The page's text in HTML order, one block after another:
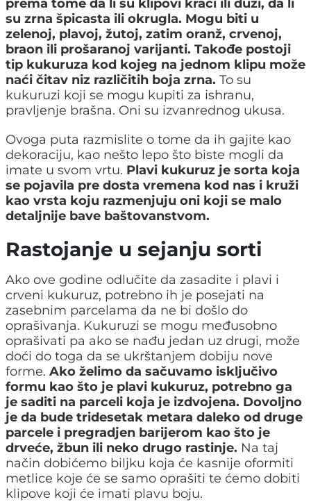
prema tome da li su klipovi kraći ili duži, da li
su zrna špicasta ili okrugla. Mogu biti u
zelenoj, plavoj, žutoj, zatim oranž, crvenoj,
braon ili prošaranoj varijanti. Takođe postoji
tip kukuruza kod kojeg na jednom klipu može
naći čitav niz različitih boja zrna. To su
kukuruzi koji se mogu kupiti za ishranu,
pravljenje brašna. Oni su izvanrednog ukusa.
Ovoga puta razmislite o tome da ih gajite kao
dekoraciju, kao nešto lepo što biste mogli da
imate u svom vrtu. Plavi kukuruz je sorta koja
se pojavila pre dosta vremena kod nas i kruži
kao vrsta koju razmenjuju oni koji se malo
detaljnije bave baštovanstvom.
Rastojanje u sejanju sorti
Ako ove godine odlučite da zasadite i plavi i
crveni kukuruz, potrebno ih je posejati na
zasebnim parcelama da ne bi došlo do
oprašivanja. Kukuruzi se mogu međusobno
oprašivati pa ako se nađu jedan uz drugi, može
doći do toga da se ukrštanjem dobiju nove
forme. Ako želimo da sačuvamo isključivo
formu kao što je plavi kukuruz, potrebno ga
je saditi na parceli koja je izdvojena. Dovoljno
je da bude tridesetak metara daleko od druge
parcele i pregradjen barijerom kao što je
drveće, žbun ili neko drugo rastinje. Na taj
način dobićemo biljku koja će kasnije oformiti
metlice koje će se samo oprašiti te ćemo dobiti
klipove koji će imati plavu boju.